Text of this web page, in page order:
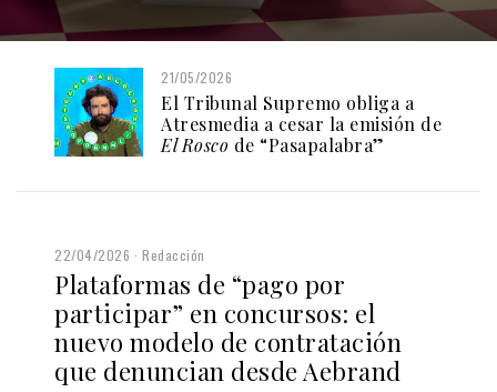
21/05/2026
El Tribunal Supremo obliga a
Atresmedia a cesar la emisión de
El Rosco de “Pasapalabra”
22/04/2026 Redacción
Plataformas de “pago por
participar” en concursos: el
nuevo modelo de contratación
que denuncian desde Aebrand